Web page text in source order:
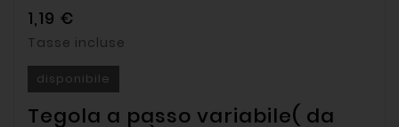
1,19 €
Tasse incluse
disponibile
Tegola a passo variabile( da